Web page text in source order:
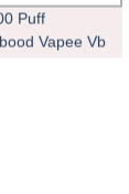
Puff
Vapee Vb